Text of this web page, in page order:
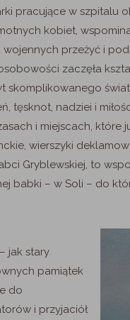
pracujące w szpitalu
kobiet,
przeżyć i
zaczęła
skomplikowanego
tęsknot, nadziei i
i miejscach, które
wierszyki
Gryblewskiej, to
babki – w Soli – do
jak stary
pamiątek
do
i przyjaciół